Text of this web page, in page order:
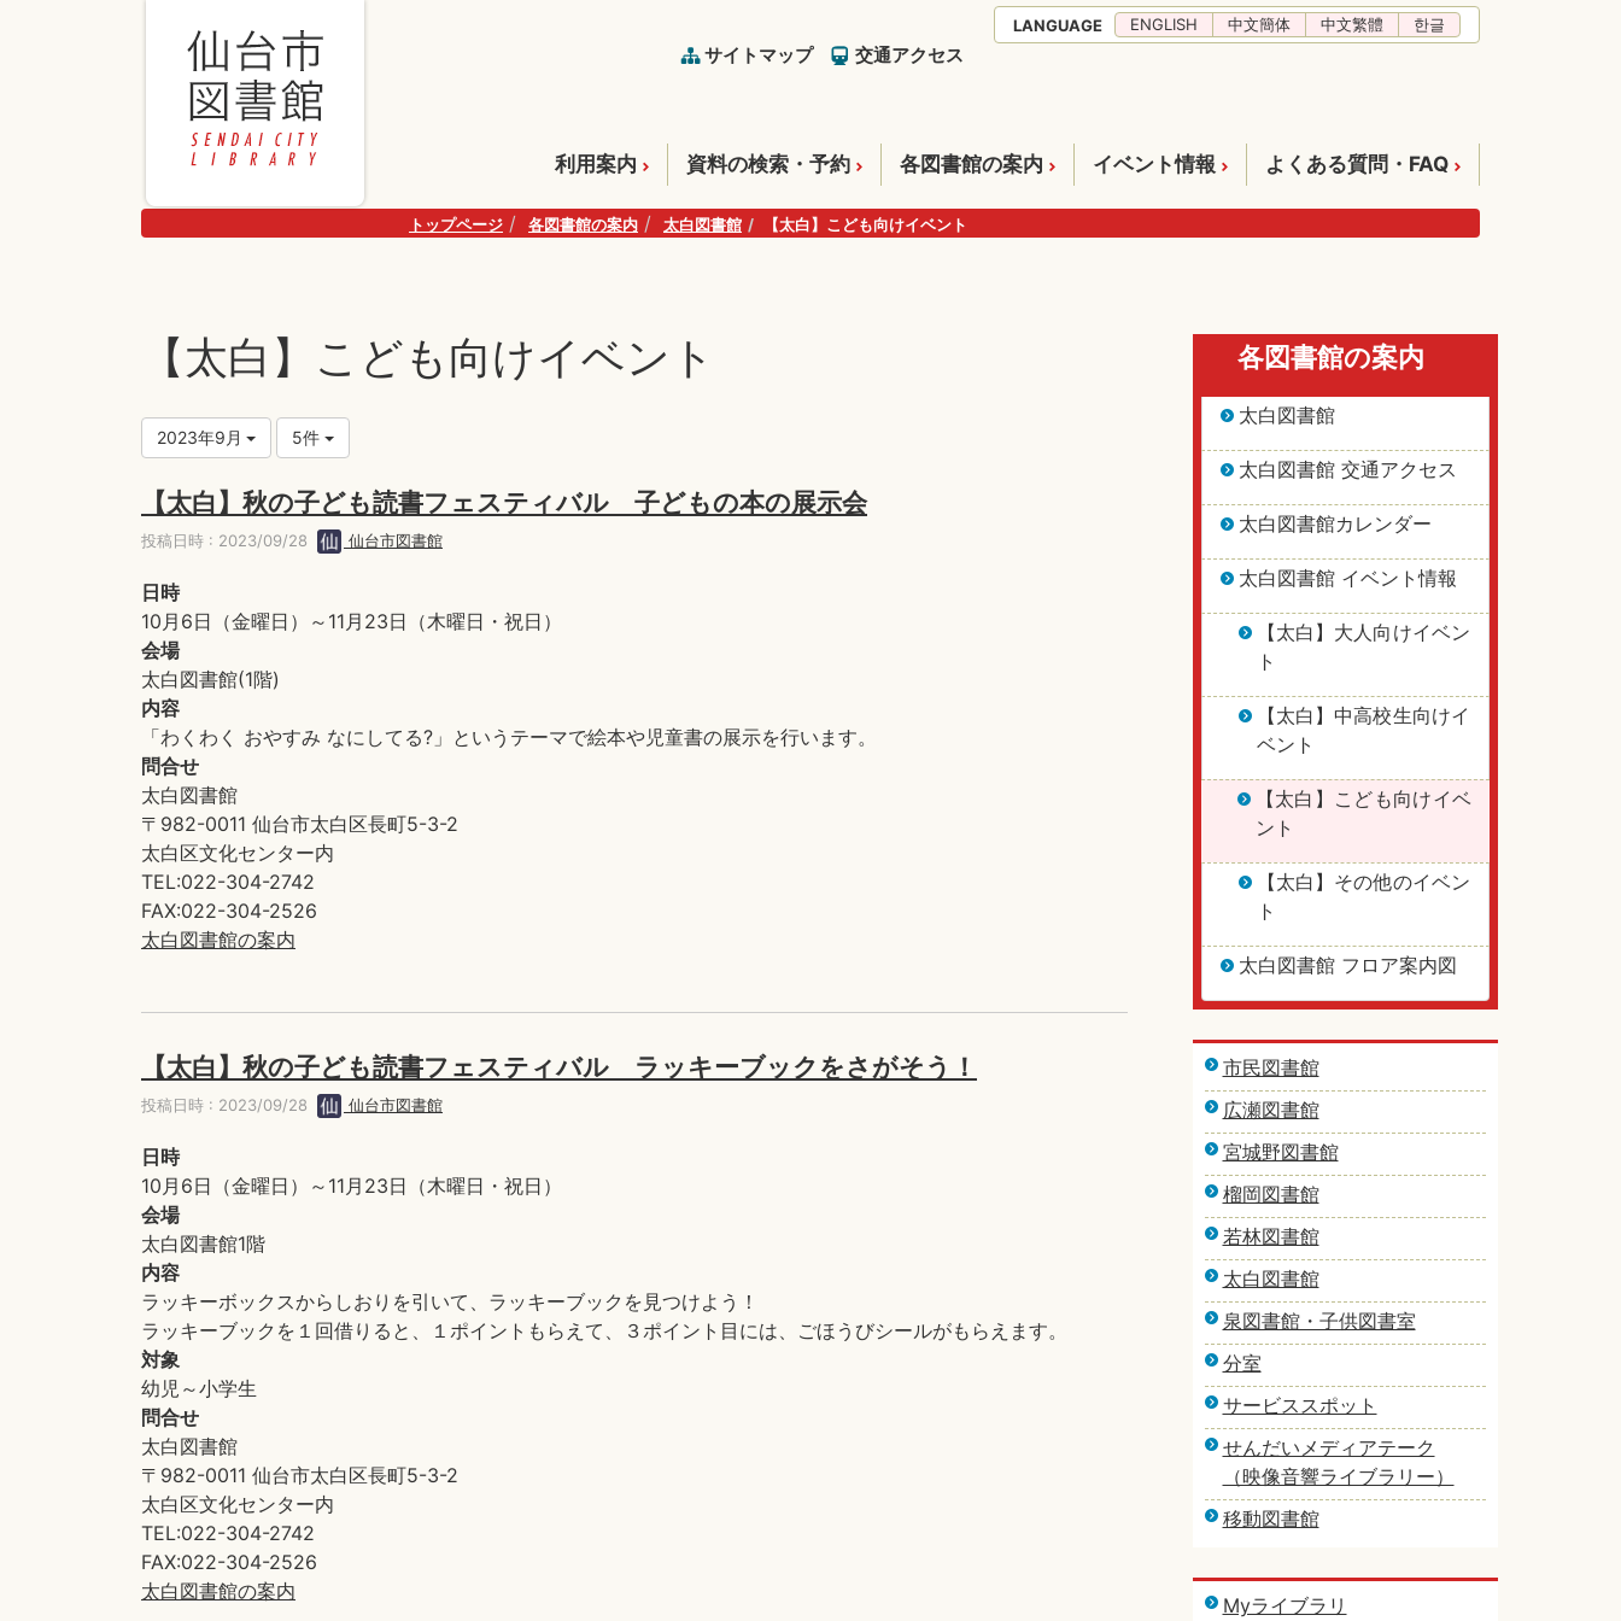
サイトマップ 交通アクセス
LANGUAGE ENGLISH 中文簡体 中文繁體 한글
利用案内 資料の検索・予約 各図書館の案内 イベント情報 よくある質問・FAQ
トップページ 各図書館の案内 太白図書館 【太白】こども向けイベント
【太白】こども向けイベント
2023年9月 5件
【太白】秋の子ども読書フェスティバル 子どもの本の展示会
投稿日時 : 2023/09/28 仙台市図書館
日時
10月6日（金曜日）～11月23日（木曜日・祝日）
会場
太白図書館(1階)
内容
「わくわく おやすみ なにしてる?」というテーマで絵本や児童書の展示を行います。
問合せ
太白図書館
〒982-0011 仙台市太白区長町5-3-2
太白区文化センター内
TEL:022-304-2742
FAX:022-304-2526
太白図書館の案内
【太白】秋の子ども読書フェスティバル ラッキーブックをさがそう！
投稿日時 : 2023/09/28 仙台市図書館
日時
10月6日（金曜日）～11月23日（木曜日・祝日）
会場
太白図書館1階
内容
ラッキーボックスからしおりを引いて、ラッキーブックを見つけよう！
ラッキーブックを１回借りると、１ポイントもらえて、３ポイント目には、ごほうびシールがもらえます。
対象
幼児～小学生
問合せ
太白図書館
〒982-0011 仙台市太白区長町5-3-2
太白区文化センター内
TEL:022-304-2742
FAX:022-304-2526
太白図書館の案内
各図書館の案内
太白図書館
太白図書館 交通アクセス
太白図書館カレンダー
太白図書館 イベント情報
【太白】大人向けイベン
ト
【太白】中高校生向けイ
ベント
【太白】こども向けイベ
ント
【太白】その他のイベン
ト
太白図書館 フロア案内図
市民図書館
広瀬図書館
宮城野図書館
榴岡図書館
若林図書館
太白図書館
泉図書館・子供図書室
分室
サービススポット
せんだいメディアテーク
（映像音響ライブラリー）
移動図書館
Myライブラリ